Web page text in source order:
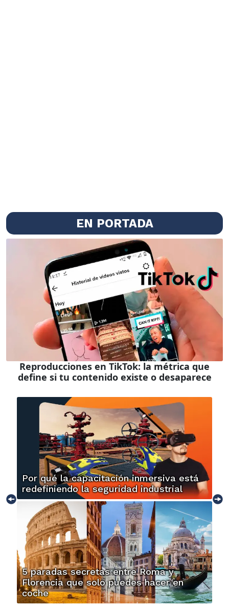
EN PORTADA
Reproducciones en TikTok: la métrica que
define si tu contenido existe o desaparece
Por qué la capacitación inmersiva está
redefiniendo la seguridad industrial
5 paradas secretas entre Roma y
Florencia que solo puedes hacer en
coche